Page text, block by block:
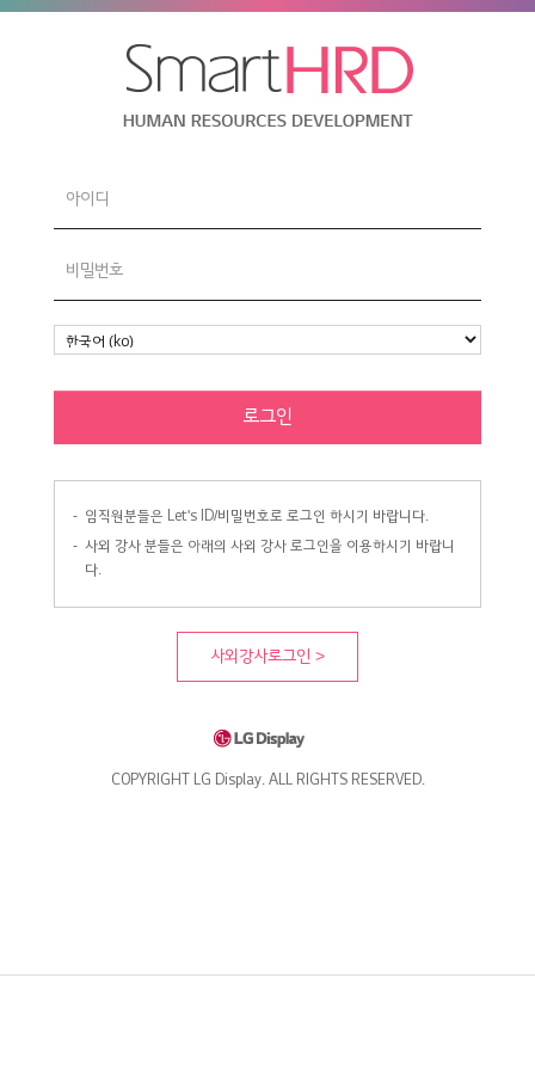
- 임직원분들은 Let's ID/비밀번호로 로그인 하시기 바랍니다.
- 사외 강사 분들은 아래의 사외 강사 로그인을 이용하시기 바랍니
다.
사외강사로그인 >
COPYRIGHT LG Display. ALL RIGHTS RESERVED.